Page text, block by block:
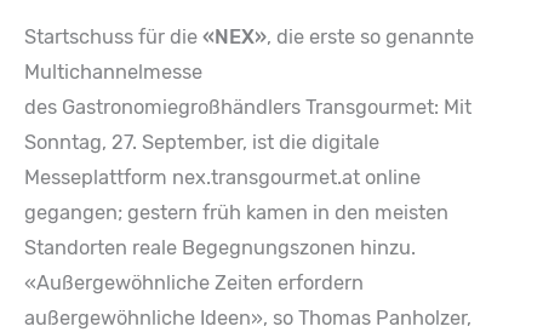
Startschuss für die «NEX», die erste so genannte
Multichannelmesse
des Gastronomiegroßhändlers Transgourmet: Mit
Sonntag, 27. September, ist die digitale
Messeplattform nex.transgourmet.at online
gegangen; gestern früh kamen in den meisten
Standorten reale Begegnungszonen hinzu.
«Außergewöhnliche Zeiten erfordern
außergewöhnliche Ideen», so Thomas Panholzer,